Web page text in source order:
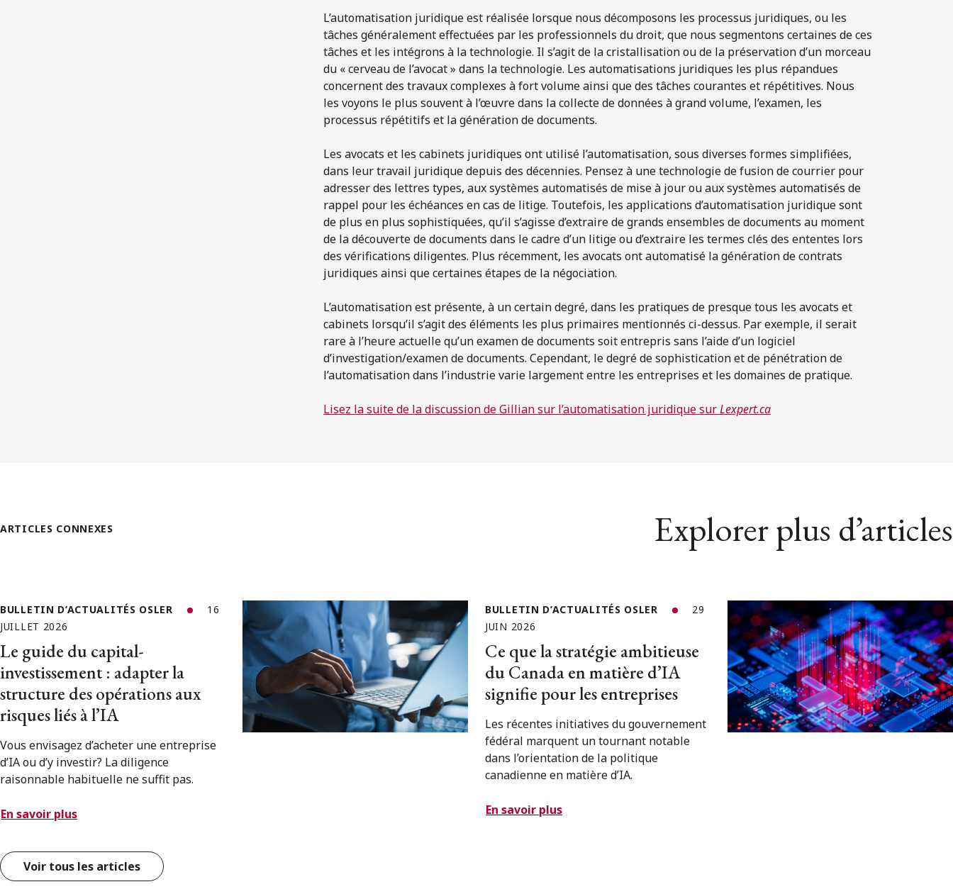
L’automatisation juridique est réalisée lorsque nous décomposons les processus juridiques, ou les
tâches généralement effectuées par les professionnels du droit, que nous segmentons certaines de ces
tâches et les intégrons à la technologie. Il s’agit de la cristallisation ou de la préservation d’un morceau
du « cerveau de l’avocat » dans la technologie. Les automatisations juridiques les plus répandues
concernent des travaux complexes à fort volume ainsi que des tâches courantes et répétitives. Nous
les voyons le plus souvent à l’œuvre dans la collecte de données à grand volume, l’examen, les
processus répétitifs et la génération de documents.
Les avocats et les cabinets juridiques ont utilisé l’automatisation, sous diverses formes simplifiées,
dans leur travail juridique depuis des décennies. Pensez à une technologie de fusion de courrier pour
adresser des lettres types, aux systèmes automatisés de mise à jour ou aux systèmes automatisés de
rappel pour les échéances en cas de litige. Toutefois, les applications d’automatisation juridique sont
de plus en plus sophistiquées, qu’il s’agisse d’extraire de grands ensembles de documents au moment
de la découverte de documents dans le cadre d’un litige ou d’extraire les termes clés des ententes lors
des vérifications diligentes. Plus récemment, les avocats ont automatisé la génération de contrats
juridiques ainsi que certaines étapes de la négociation.
L’automatisation est présente, à un certain degré, dans les pratiques de presque tous les avocats et
cabinets lorsqu’il s’agit des éléments les plus primaires mentionnés ci-dessus. Par exemple, il serait
rare à l’heure actuelle qu’un examen de documents soit entrepris sans l’aide d’un logiciel
d’investigation/examen de documents. Cependant, le degré de sophistication et de pénétration de
l’automatisation dans l’industrie varie largement entre les entreprises et les domaines de pratique.
Lisez la suite de la discussion de Gillian sur l’automatisation juridique surLexpert.ca
ARTICLES CONNEXES Explorer plus d’articles
BULLETIN D’ACTUALITÉS OSLER
16
JUILLET 2026
Le guide du capital-
investissement : adapter la
structure des opérations aux
risques liés à l’IA
Vous envisagez d’acheter une entreprise
d’IA ou d’y investir? La diligence
raisonnable habituelle ne suffit pas.
En savoir plus
BULLETIN D’ACTUALITÉS OSLER
29
JUIN 2026
Ce que la stratégie ambitieuse
du Canada en matière d’IA
signifie pour les entreprises
Les récentes initiatives du gouvernement
fédéral marquent un tournant notable
dans l’orientation de la politique
canadienne en matière d’IA.
En savoir plus
Voir tous les articles